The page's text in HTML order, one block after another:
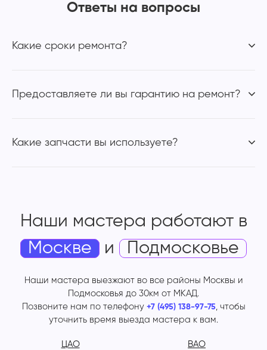
Ответы на вопросы
Какие сроки ремонта?
Предоставляете ли вы гарантию на ремонт?
Какие запчасти вы используете?
Наши мастера работают в
Москве
и Подмосковье
Наши мастера выезжают во все районы Москвы и
Подмосковья до 30км от МКАД.
Позвоните нам по телефону +7 (495) 138-97-75, чтобы
уточнить время выезда мастера к вам.
ЦАО
ВАО